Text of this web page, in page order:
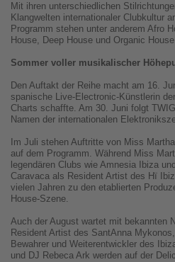
Mit ihren unterschiedlichen
Klangwelten internationaler Clubkultur
Programm stehen unter anderem Afro
House, Deep House und Organic
Sommer voller musikalischer
Den Auftakt der Reihe macht am 16.
spanische Live-Electronic-Künstlerin
Charts schaffte. Am 30. Juni folgt
Namen der internationalen
Im Juli stehen Auftritte von Miss
auf dem Programm. Während Miss
legendären Clubs wie Amnesia Ibiza
Caravaca als Resident Artist des Hï
vielen Jahren zu den etablierten
House-Szene.
Auch der August wartet mit bekannten
Resident Artist des SantAnna
Bewahrer und Weiterentwickler des
und DJ Rebeca Ark werden auf der